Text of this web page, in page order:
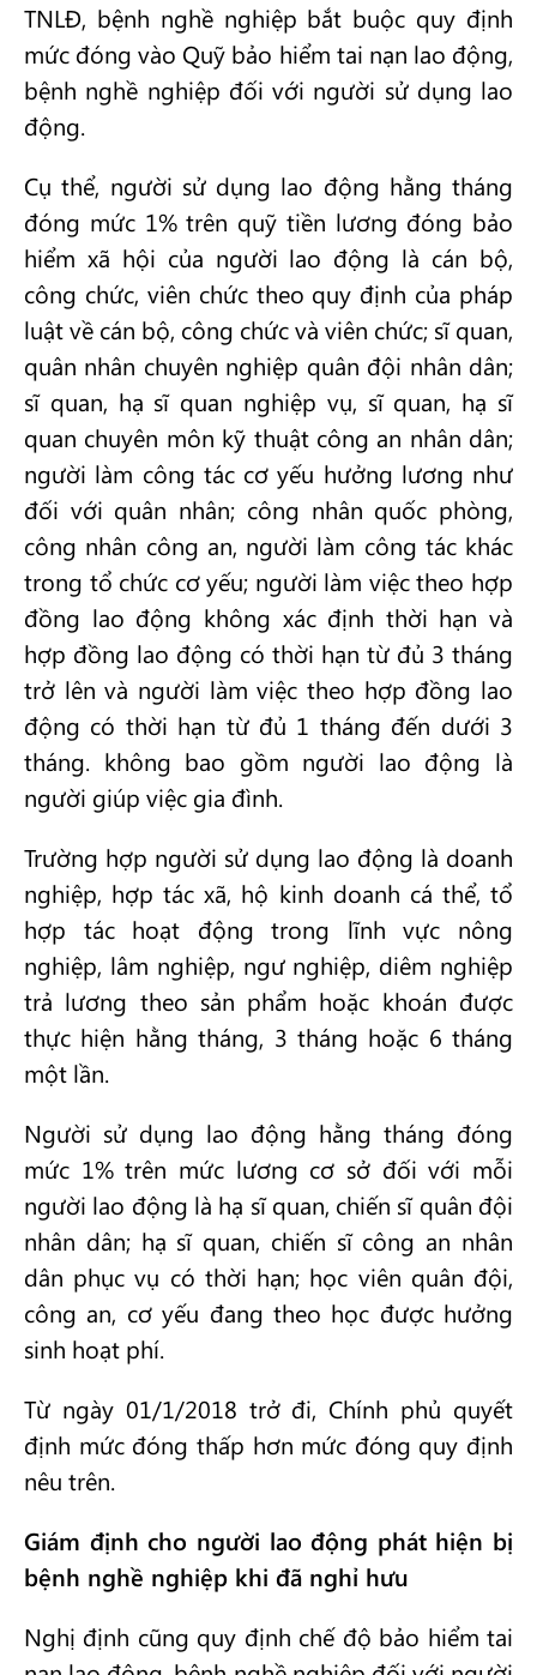
TNLĐ, bệnh nghề nghiệp bắt buộc quy định
mức đóng vào Quỹ bảo hiểm tai nạn lao động,
bệnh nghề nghiệp đối với người sử dụng lao
động.
Cụ thể, người sử dụng lao động hằng tháng
đóng mức 1% trên quỹ tiền lương đóng bảo
hiểm xã hội của người lao động là cán bộ,
công chức, viên chức theo quy định của pháp
luật về cán bộ, công chức và viên chức; sĩ quan,
quân nhân chuyên nghiệp quân đội nhân dân;
sĩ quan, hạ sĩ quan nghiệp vụ, sĩ quan, hạ sĩ
quan chuyên môn kỹ thuật công an nhân dân;
người làm công tác cơ yếu hưởng lương như
đối với quân nhân; công nhân quốc phòng,
công nhân công an, người làm công tác khác
trong tổ chức cơ yếu; người làm việc theo hợp
đồng lao động không xác định thời hạn và
hợp đồng lao động có thời hạn từ đủ 3 tháng
trở lên và người làm việc theo hợp đồng lao
động có thời hạn từ đủ 1 tháng đến dưới 3
tháng. không bao gồm người lao động là
người giúp việc gia đình.
Trường hợp người sử dụng lao động là doanh
nghiệp, hợp tác xã, hộ kinh doanh cá thể, tổ
hợp tác hoạt động trong lĩnh vực nông
nghiệp, lâm nghiệp, ngư nghiệp, diêm nghiệp
trả lương theo sản phẩm hoặc khoán được
thực hiện hằng tháng, 3 tháng hoặc 6 tháng
một lần.
Người sử dụng lao động hằng tháng đóng
mức 1% trên mức lương cơ sở đối với mỗi
người lao động là hạ sĩ quan, chiến sĩ quân đội
nhân dân; hạ sĩ quan, chiến sĩ công an nhân
dân phục vụ có thời hạn; học viên quân đội,
công an, cơ yếu đang theo học được hưởng
sinh hoạt phí.
Từ ngày 01/1/2018 trở đi, Chính phủ quyết
định mức đóng thấp hơn mức đóng quy định
nêu trên.
Giám định cho người lao động phát hiện bị
bệnh nghề nghiệp khi đã nghỉ hưu
Nghị định cũng quy định chế độ bảo hiểm tai